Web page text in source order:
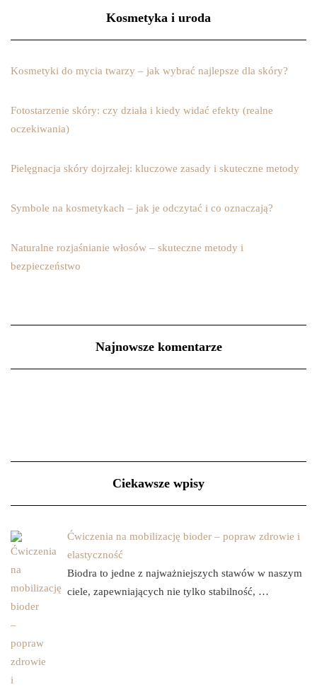
Kosmetyka i uroda
Kosmetyki do mycia twarzy – jak wybrać najlepsze dla skóry?
Fotostarzenie skóry: czy działa i kiedy widać efekty (realne
oczekiwania)
Pielęgnacja skóry dojrzałej: kluczowe zasady i skuteczne metody
Symbole na kosmetykach – jak je odczytać i co oznaczają?
Naturalne rozjaśnianie włosów – skuteczne metody i
bezpieczeństwo
Najnowsze komentarze
Ciekawsze wpisy
Ćwiczenia na mobilizację bioder – popraw zdrowie i
elastyczność
Biodra to jedne z najważniejszych stawów w naszym
ciele, zapewniających nie tylko stabilność, …